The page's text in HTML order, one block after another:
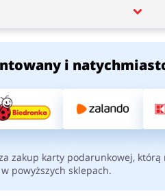
i
zakup karty podarunkowej, którą
powyższych sklepach.